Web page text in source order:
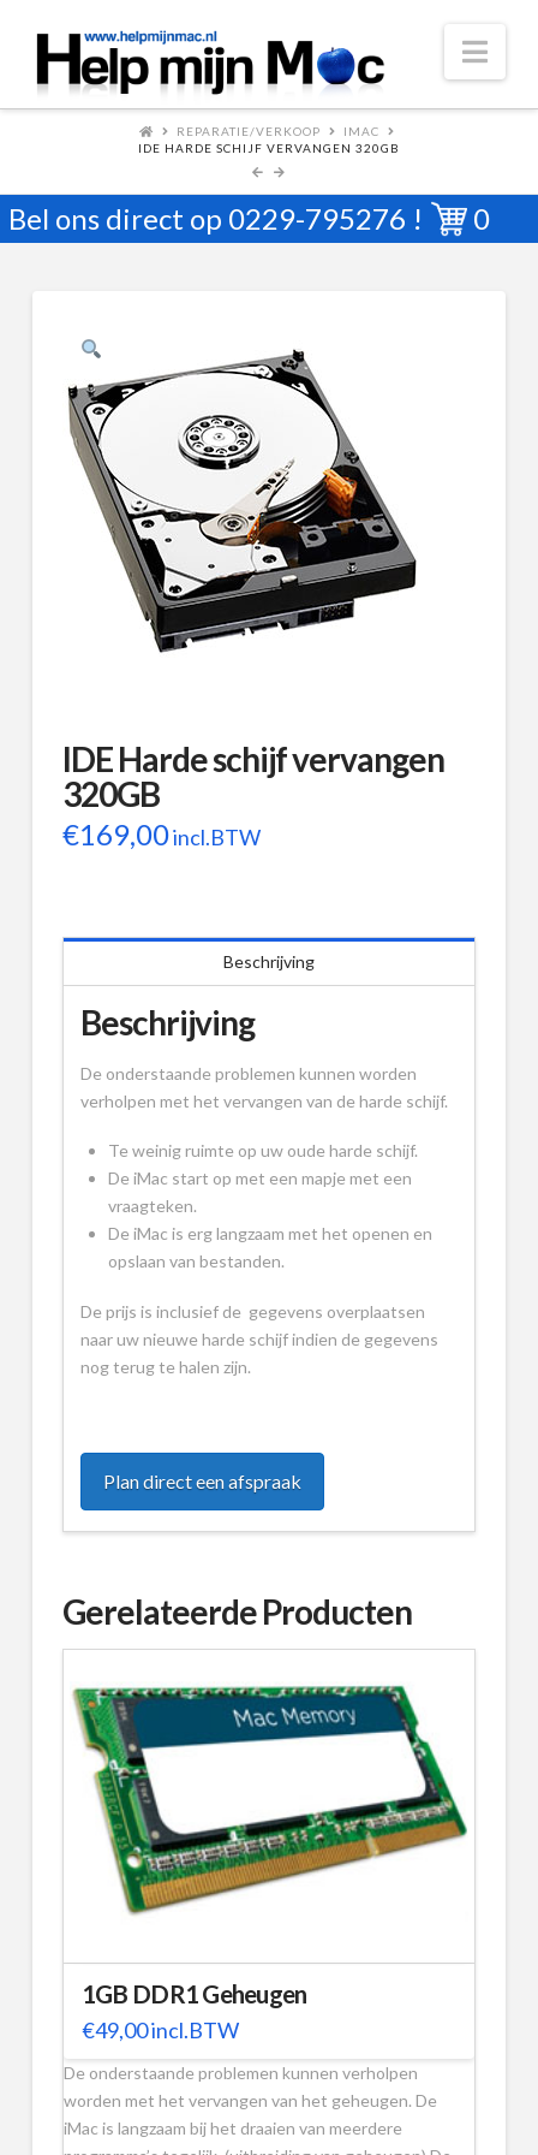
REPARATIE/VERKOOP
IMAC
IDE HARDE SCHIJF VERVANGEN 320GB
Bel ons direct op 0229-795276 ! 0
IDE Harde schijf vervangen
320GB
€169,00incl.BTW
Beschrijving
Beschrijving
De onderstaande problemen kunnen worden
verholpen met het vervangen van de harde schijf.
Te weinig ruimte op uw oude harde schijf.
De iMac start op met een mapje met een
vraagteken.
De iMac is erg langzaam met het openen en
opslaan van bestanden.
De prijs is inclusief de gegevens overplaatsen
naar uw nieuwe harde schijf indien de gegevens
nog terug te halen zijn.
Plan direct een afspraak
Gerelateerde Producten
1GB DDR1 Geheugen
€49,00incl.BTW
De onderstaande problemen kunnen verholpen
worden met het vervangen van het geheugen. De
iMac is langzaam bij het draaien van meerdere